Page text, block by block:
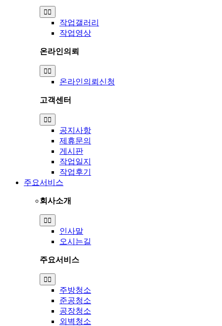
Toggle
Navigation
작업갤러리
작업영상
온라인의뢰
Toggle
Navigation
온라인의뢰신청
고객센터
Toggle
Navigation
공지사항
제휴문의
게시판
작업일지
작업후기
주요서비스
회사소개
Toggle
Navigation
인사말
오시는길
주요서비스
Toggle
Navigation
주방청소
준공청소
공장청소
외벽청소